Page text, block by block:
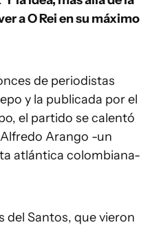
a O Rei en su máximo
de periodistas
y la publicada por el
el partido se calentó
Arango -un
atlántica colombiana-
del Santos, que vieron